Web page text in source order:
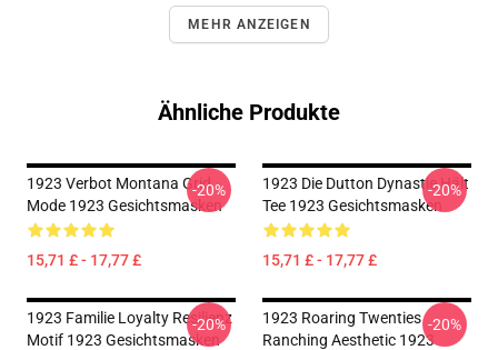
MEHR ANZEIGEN
Ähnliche Produkte
1923 Verbot Montana Grid
Mode 1923 Gesichtsmasken
15,71 £ - 17,77 £
-20%
1923 Die Dutton Dynastie Hält
Tee 1923 Gesichtsmasken
15,71 £ - 17,77 £
-20%
1923 Familie Loyalty Resilienz
Motif 1923 Gesichtsmasken
-20%
1923 Roaring Twenties
Ranching Aesthetic 1923
-20%